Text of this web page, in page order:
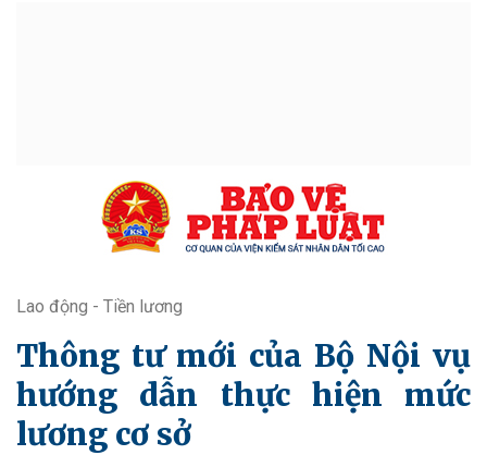
Lao động - Tiền lương
Thông tư mới của Bộ Nội vụ
hướng dẫn thực hiện mức
lương cơ sở